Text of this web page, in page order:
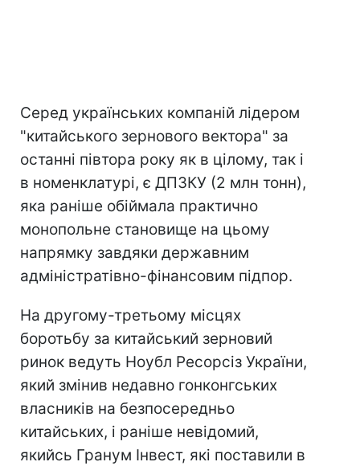
Серед українських компаній лідером
"китайського зернового вектора" за
останні півтора року як в цілому, так і
в номенклатурі, є ДПЗКУ (2 млн тонн),
яка раніше обіймала практично
монопольне становище на цьому
напрямку завдяки державним
адмініcтратівно-фінансовим підпор.
На другому-третьому місцях
боротьбу за китайський зерновий
ринок ведуть Ноубл Ресорсіз України,
який змінив недавно гонконгських
власників на безпосередньо
китайських, і раніше невідомий,
якийсь Гранум Інвест, які поставили в